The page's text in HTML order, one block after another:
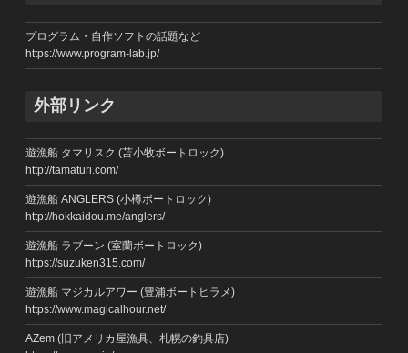
プログラム・自作ソフトの話題など
https://www.program-lab.jp/
外部リンク
遊漁船 タマリスク (苫小牧ボートロック)
http://tamaturi.com/
遊漁船 ANGLERS (小樽ボートロック)
http://hokkaidou.me/anglers/
遊漁船 ラブーン (室蘭ボートロック)
https://suzuken315.com/
遊漁船 マジカルアワー (豊浦ボートヒラメ)
https://www.magicalhour.net/
AZem (旧アメリカ屋漁具、札幌の釣具店)